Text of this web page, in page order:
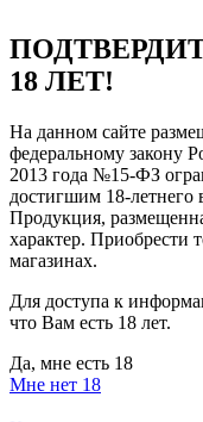
18 ЛЕТ!
На данном сайте
федеральному закону
2013 года №15-ФЗ
достигшим 18-летнего
Продукция,
характер. Приобрести
магазинах.
Для доступа к
что Вам есть 18 лет.
Да, мне есть 18
Мне нет 18